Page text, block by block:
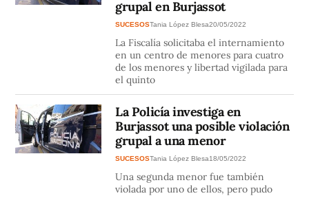
grupal en Burjassot
SUCESOSTania López Blesa20/05/2022
La Fiscalía solicitaba el internamiento
en un centro de menores para cuatro
de los menores y libertad vigilada para
el quinto
La Policía investiga en
Burjassot una posible violación
grupal a una menor
SUCESOSTania López Blesa18/05/2022
Una segunda menor fue también
violada por uno de ellos, pero pudo